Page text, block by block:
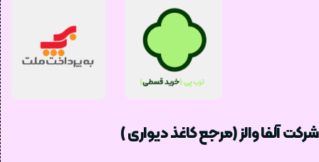
شرکت آلفا والز (مرجع کاغذ دیواری )